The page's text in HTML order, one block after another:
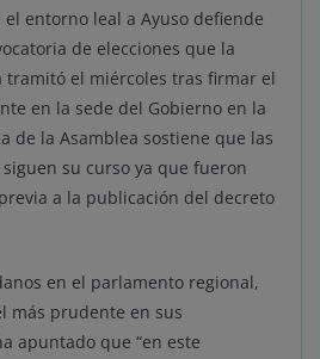
entorno leal a Ayuso defiende
de elecciones que la
el miércoles tras firmar el
en la sede del Gobierno en la
de la Asamblea sostiene que las
su curso ya que fueron
a la publicación del decreto
en el parlamento regional,
más prudente en sus
apuntado que “en este